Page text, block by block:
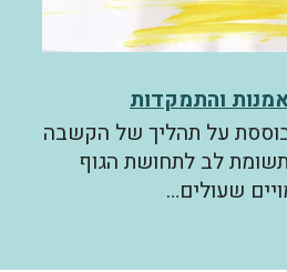
והתמקדות
על תהליך של הקשבה
תשומת לב לתחושת הגוף
שעולים…